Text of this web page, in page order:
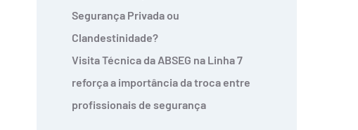
Segurança Privada ou
Clandestinidade?
Visita Técnica da ABSEG na Linha 7
reforça a importância da troca entre
profissionais de segurança